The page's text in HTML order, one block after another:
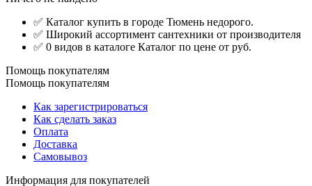
✅ Каталог купить в городе Тюмень недорого.
✅ Широкий ассортимент сантехники от производителя
✅ 0 видов в каталоге Каталог по цене от руб.
Помощь покупателям
Помощь покупателям
Как зарегистрироваться
Как сделать заказ
Оплата
Доставка
Самовывоз
Информация для покупателей